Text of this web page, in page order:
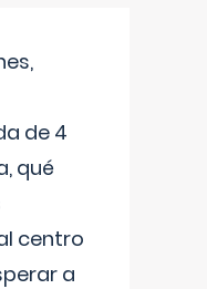
de 4
qué
centro
a